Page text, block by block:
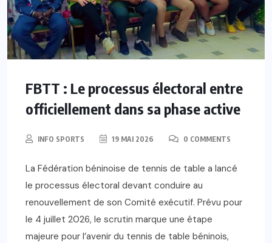
FBTT : Le processus électoral entre
officiellement dans sa phase active
INFO SPORTS 19 MAI 2026 0 COMMENTS
La Fédération béninoise de tennis de table a lancé
le processus électoral devant conduire au
renouvellement de son Comité exécutif. Prévu pour
le 4 juillet 2026, le scrutin marque une étape
majeure pour l’avenir du tennis de table béninois,